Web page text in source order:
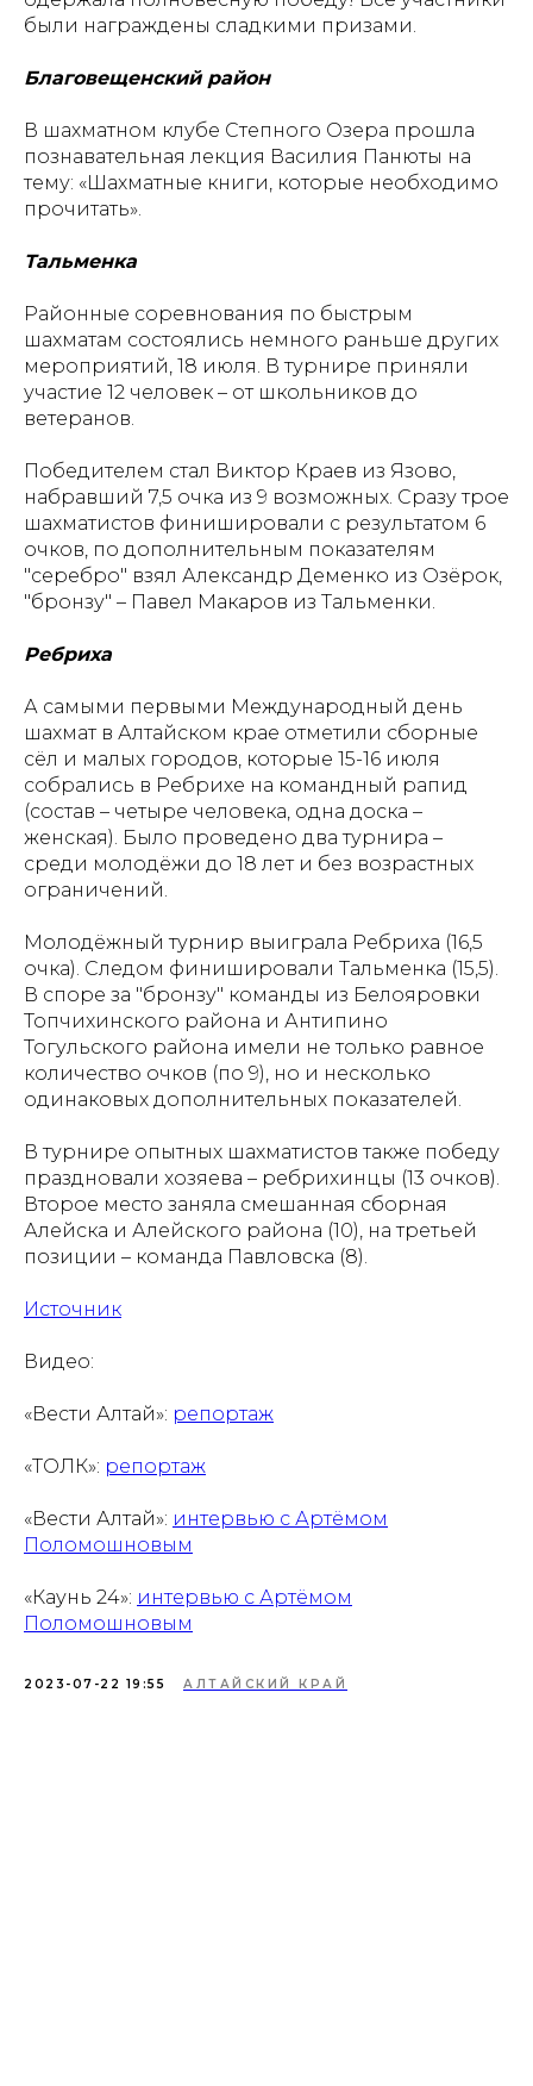
были награждены сладкими призами.
Благовещенский район
В шахматном клубе Степного Озера прошла
познавательная лекция Василия Панюты на
тему: «Шахматные книги, которые необходимо
прочитать».
Тальменка
Районные соревнования по быстрым
шахматам состоялись немного раньше других
мероприятий, 18 июля. В турнире приняли
участие 12 человек – от школьников до
ветеранов.
Победителем стал Виктор Краев из Язово,
набравший 7,5 очка из 9 возможных. Сразу трое
шахматистов финишировали с результатом 6
очков, по дополнительным показателям
"серебро" взял Александр Деменко из Озёрок,
"бронзу" – Павел Макаров из Тальменки.
Ребриха
А самыми первыми Международный день
шахмат в Алтайском крае отметили сборные
сёл и малых городов, которые 15-16 июля
собрались в Ребрихе на командный рапид
(состав – четыре человека, одна доска –
женская). Было проведено два турнира –
среди молодёжи до 18 лет и без возрастных
ограничений.
Молодёжный турнир выиграла Ребриха (16,5
очка). Следом финишировали Тальменка (15,5).
В споре за "бронзу" команды из Белояровки
Топчихинского района и Антипино
Тогульского района имели не только равное
количество очков (по 9), но и несколько
одинаковых дополнительных показателей.
В турнире опытных шахматистов также победу
праздновали хозяева – ребрихинцы (13 очков).
Второе место заняла смешанная сборная
Алейска и Алейского района (10), на третьей
позиции – команда Павловска (8).
Источник
Видео:
«Вести Алтай»: репортаж
«ТОЛК»: репортаж
«Вести Алтай»: интервью с Артёмом
Поломошновым
«Каунь 24»: интервью с Артёмом
Поломошновым
2023-07-22 19:55 АЛТАЙСКИЙ КРАЙ
Проекты
Документация
Ресурсные центры
Новости
Контакты
Политика обработки персональных данных